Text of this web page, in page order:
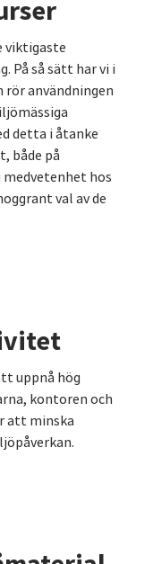
viktigaste
På så sätt har vi i
användningen
detta i åtanke
både på
hos
val av de
uppnå hög
kontoren och
att minska